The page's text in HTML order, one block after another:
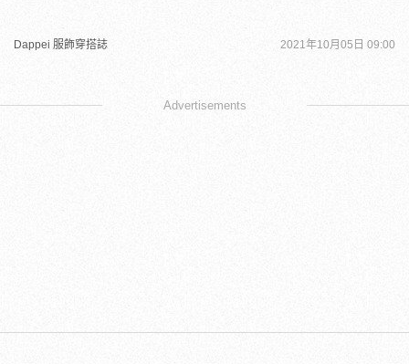
Dappei 服飾穿搭誌 2021年10月05日 09:00
Advertisements